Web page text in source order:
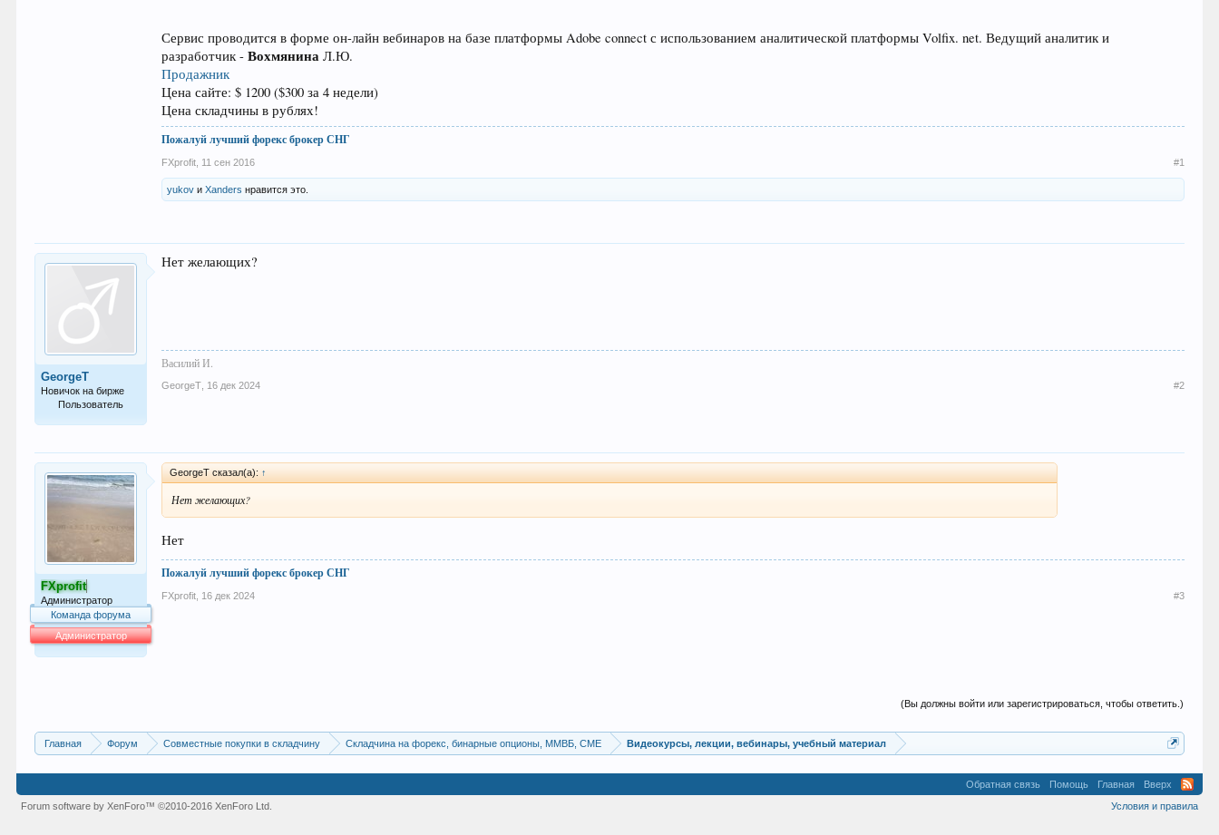
Сервис проводится в форме он-лайн вебинаров на базе платформы Adobe connect с использованием аналитической платформы Volfix. net. Ведущий аналитик и
разработчик -Вохмянина Л.Ю.
Продажник
Цена сайте: $ 1200 ($300 за 4 недели)
Цена складчины в рублях!
Пожалуй лучший форекс брокер СНГ
FXprofit 11 сен 2016 #1
yukov иXanders нравится это.
GeorgeT
Новичок на бирже
Пользователь
Нет желающих?
Василий И.
GeorgeT 16 дек 2024 #2
FXprofit
Администратор
Команда форума
Администратор
GeorgeT сказал(а): ↑
Нет желающих?
Нет
Пожалуй лучший форекс брокер СНГ
FXprofit 16 дек 2024 #3
(Вы должны войти или зарегистрироваться, чтобы ответить.)
Главная Форум Совместные покупки в складчину Складчина на форекс, бинарные опционы, ММВБ, CME Видеокурсы, лекции, вебинары, учебный материал
Обратная связь Помощь Главная
Вверх
Условия и правила
Forum software by XenForo™©2010-2016 XenForo Ltd.